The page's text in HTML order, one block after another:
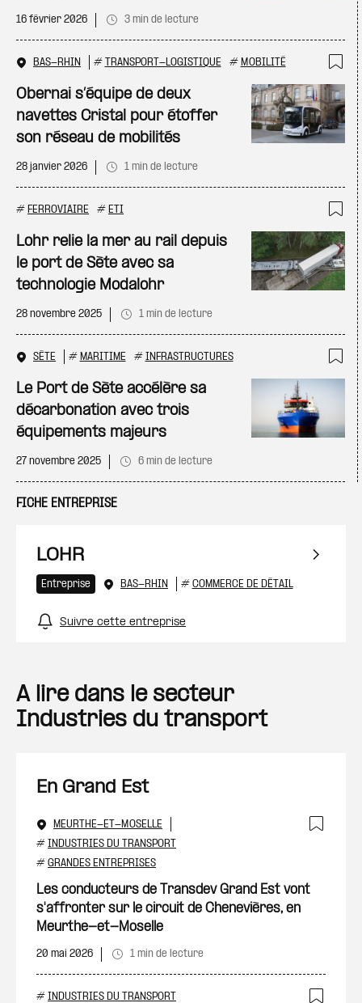
16 février 2026 3 min de lecture
BAS-RHIN # TRANSPORT-LOGISTIQUE # MOBILITÉ
Obernai s’équipe de deux
navettes Cristal pour étoffer
son réseau de mobilités
28 janvier 2026 1 min de lecture
# FERROVIAIRE # ETI
Lohr relie la mer au rail depuis
le port de Sète avec sa
technologie Modalohr
28 novembre 2025 1 min de lecture
SÈTE # MARITIME # INFRASTRUCTURES
Le Port de Sète accélère sa
décarbonation avec trois
équipements majeurs
27 novembre 2025 6 min de lecture
FICHE ENTREPRISE
LOHR
Entreprise BAS-RHIN # COMMERCE DE DÉTAIL
Suivre cette entreprise
A lire dans le secteur
Industries du transport
En Grand Est
MEURTHE-ET-MOSELLE
# INDUSTRIES DU TRANSPORT
# GRANDES ENTREPRISES
Les conducteurs de Transdev Grand Est vont
s'affronter sur le circuit de Chenevières, en
Meurthe-et-Moselle
20 mai 2026 1 min de lecture
# INDUSTRIES DU TRANSPORT